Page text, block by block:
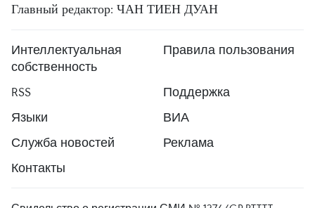
Главный редактор: ЧАН ТИЕН ДУАН
Интеллектуальная
собственность
Правила пользования
RSS
Поддержка
Языки
ВИА
Служба новостей
Реклама
Контакты